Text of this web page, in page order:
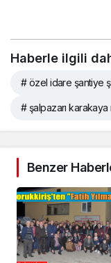
Haberle ilgili
# özel idare şantiye
# şalpazarı karakaya
Benzer